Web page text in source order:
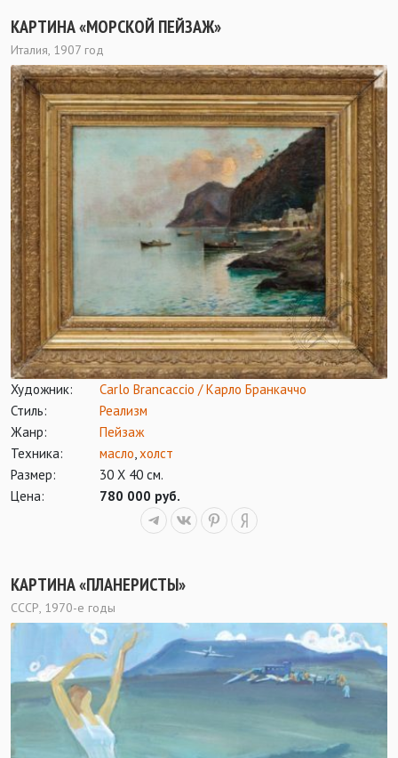
КАРТИНА «МОРСКОЙ ПЕЙЗАЖ»
Италия, 1907 год
Художник:
Carlo Brancaccio / Карло Бранкаччо
Стиль:
Реализм
Жанр:
Пейзаж
Техника:
масло,холст
Размер:
30 Х 40 см.
Цена:
780 000 руб.
КАРТИНА «ПЛАНЕРИСТЫ»
СССР, 1970-е годы